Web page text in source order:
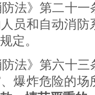
防法》第二十
员和自动消防
定。
防法》第六十
爆炸危险的